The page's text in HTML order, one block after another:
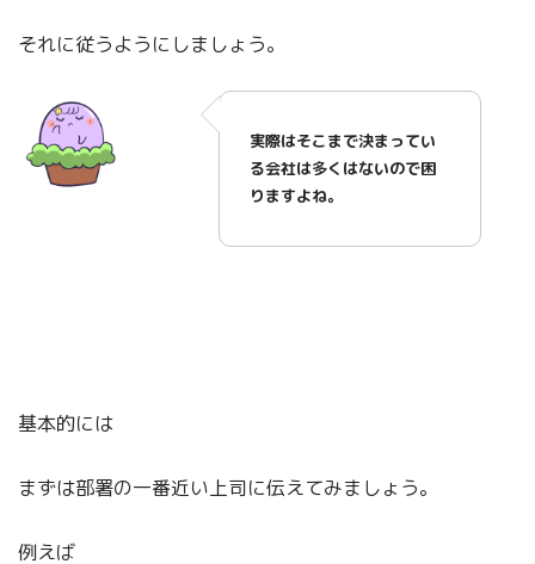
それに従うようにしましょう。
実際はそこまで決まってい
る会社は多くはないので困
りますよね。
基本的には
まずは部署の一番近い上司に伝えてみましょう。
例えば